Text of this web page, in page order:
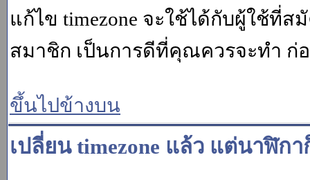
แก้ไข timezone จะใช้ได้กับผู้ใช้ที่
สมาชิก เป็นการดีที่คุณควรจะทำ
ขึ้นไปข้างบน
เปลี่ยน timezone แล้ว แต่นาฬิกา